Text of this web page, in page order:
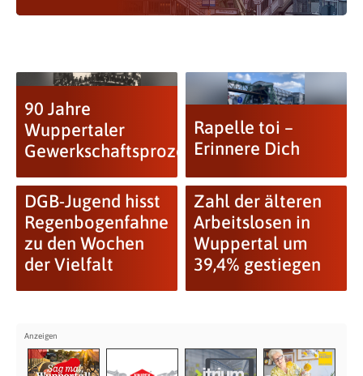
90 Jahre
Wuppertaler
Gewerkschaftsprozesse
Rapelle toi –
Erinnere Dich
DGB-Jugend hisst
Regenbogenfahne
zu den Wochen
der Vielfalt
Zahl der älteren
Arbeitslosen in
Wuppertal um
39,4% gestiegen